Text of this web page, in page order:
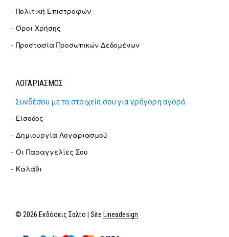
Πολιτική Επιστροφών
Όροι Χρήσης
Προστασία Προσωπικών Δεδομένων
ΛΟΓΑΡΙΑΣΜΟΣ
Συνδέσου με τα στοιχεία σου για γρήγορη αγορά
Είσοδος
Δημιουργία Λογαριασμού
Οι Παραγγελίες Σου
Καλάθι
© 2026 Εκδόσεις Σαλτο | Site Lineadesign